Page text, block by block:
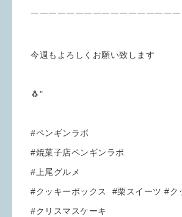
￣￣￣￣￣￣￣￣￣￣￣￣￣￣￣￣
今週もよろしくお願い致します
🐧"
#ペンギンラボ
#焼菓子店ペンギンラボ
#上尾グルメ
#クッキーボックス #栗スイーツ #ク
#クリスマスケーキ